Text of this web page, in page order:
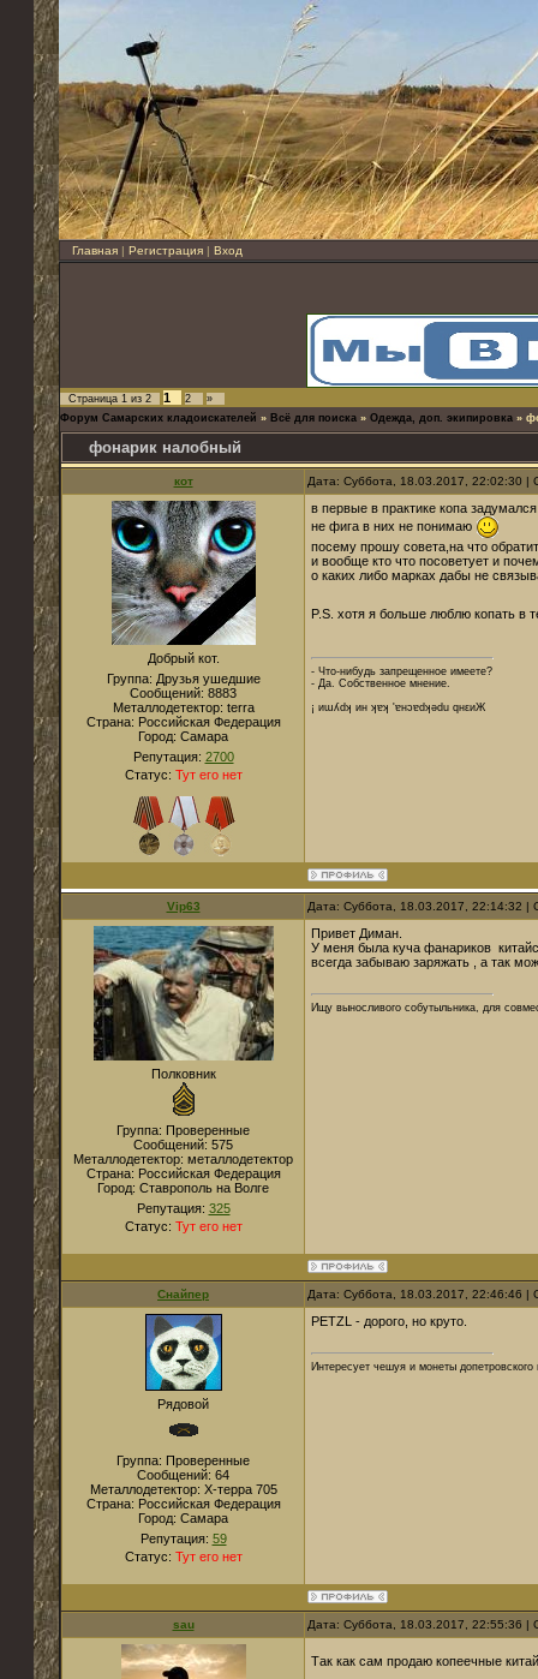
Главная | Регистрация | Вход
Страница 1 из 2 1 2
»
Форум Самарских кладоискателей » Всё для поиска » Одежда, доп. экипировка »
фонарик налобный
кот Дата: Суббота, 18.03.2017, 22:02:30
Добрый кот.
Группа: Друзья ушедшие
Сообщений: 8883
Металлодетектор: terra
Страна: Российская Федерация
Город: Cамара
Репутация: 2700
Статус: Тут его нет
в первые в практике копа
не фига в них не понимаю
посему прошу совета,на что
и вообще кто что посоветует и
о каких либо марках дабы не
P.S. хотя я больше люблю копать в
- Что-нибудь запрещенное имеете?
- Да. Собственное мнение.
¡ иɯʎdʞ ин ʞɐʞ 'ɐнɔɐdʞǝdu qнεиЖ
Vip63 Дата: Суббота, 18.03.2017, 22:14:32
Полковник
Группа: Проверенные
Сообщений: 575
Металлодетектор: металлодетектор
Страна: Российская Федерация
Город: Ставрополь на Волге
Репутация: 325
Статус: Тут его нет
Привет Диман.
У меня была куча фанариков
всегда забываю заряжать , а так
Ищу выносливого собутыльника, для
Снайпер Дата: Суббота, 18.03.2017, 22:46:46
Рядовой
Группа: Проверенные
Сообщений: 64
Металлодетектор: Х-терра 705
Страна: Российская Федерация
Город: Самара
Репутация: 59
Статус: Тут его нет
PETZL - дорого, но круто.
Интересует чешуя и монеты допетровского
sau Дата: Суббота, 18.03.2017, 22:55:36
Так как сам продаю копеечные